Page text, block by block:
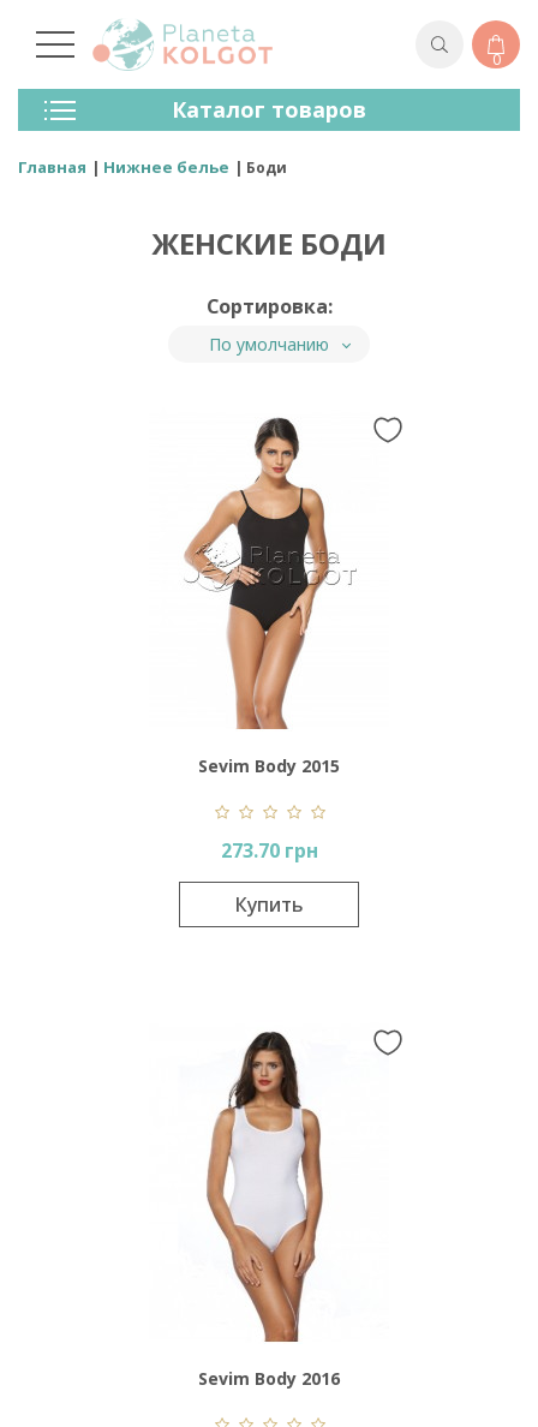
0
Каталог товаров
Колготки
Чулки
Лосины (леггинсы)
Спортивная Одежда
Главная Нижнее белье Боди
ЖЕНСКИЕ БОДИ
Сортировка:
По умолчанию
Sevim Body 2015
273.70 грн
Купить
Sevim Body 2016